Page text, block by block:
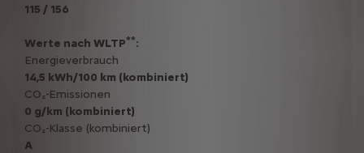
115 / 156
Werte nach WLTP**:
Energieverbrauch
14,5 kWh/100 km (kombiniert)
CO₂-Emissionen
0 g/km (kombiniert)
CO₂-Klasse (kombiniert)
A